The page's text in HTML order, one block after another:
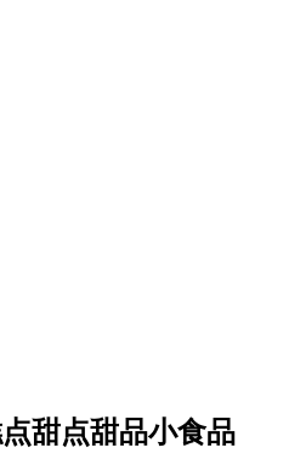
甜点甜品小食品